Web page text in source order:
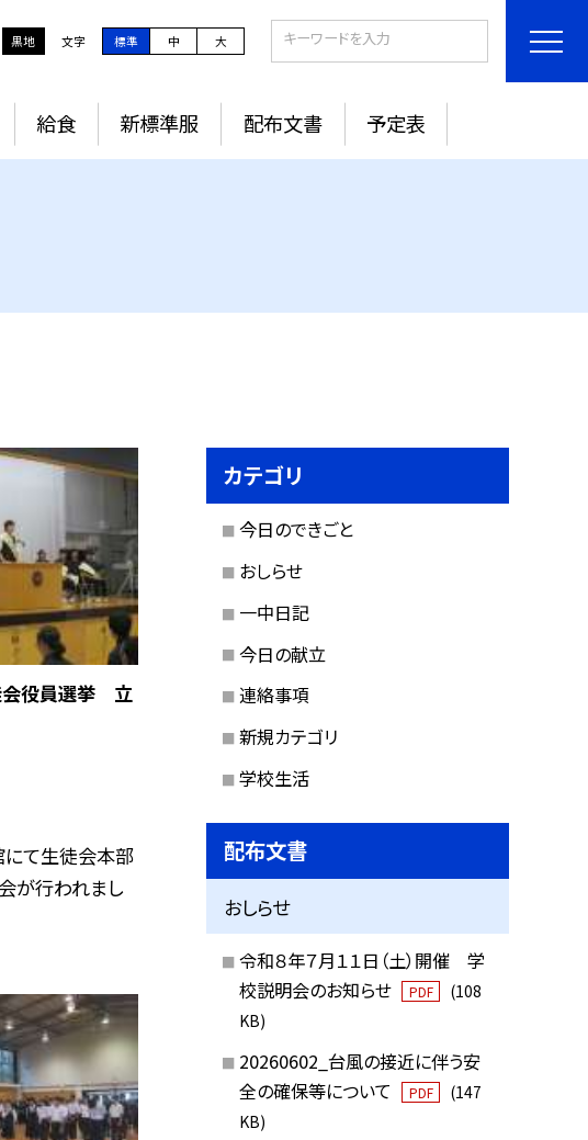
黒地 文字 標準 中 大
給食 新標準服 配布文書 予定表
会役員選挙 立
にて生徒会本部
が行われまし
カテゴリ
今日のできごと
おしらせ
一中日記
今日の献立
連絡事項
新規カテゴリ
学校生活
配布文書
おしらせ
令和８年７月１１日（土）開催 学
校説明会のお知らせ
PDF
(108
KB)
20260602_台風の接近に伴う安
全の確保等について
PDF
(147
KB)